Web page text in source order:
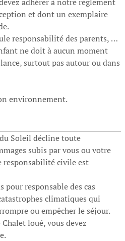
et dont un exemplaire
responsabilité des parents, …
ne doit à aucun moment
surtout pas autour ou dans
environnement.
Soleil décline toute
subis par vous ou votre
responsabilité civile est
pour responsable des cas
climatiques qui
ou empêcher le séjour.
loué, vous devez